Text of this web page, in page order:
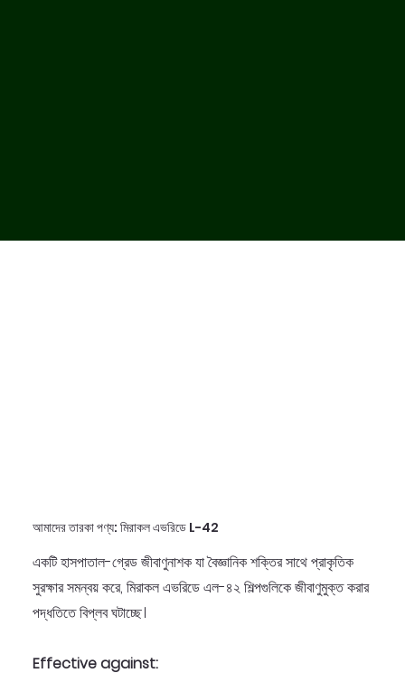
আমাদের তারকা পণ্য: মিরাকল এভরিডে L-42
একটি হাসপাতাল-গ্রেড জীবাণুনাশক যা বৈজ্ঞানিক শক্তির সাথে প্রাকৃতিক
সুরক্ষার সমন্বয় করে, মিরাকল এভরিডে এল-৪২ শিল্পগুলিকে জীবাণুমুক্ত করার
পদ্ধতিতে বিপ্লব ঘটাচ্ছে।
Effective against: